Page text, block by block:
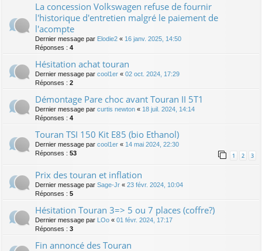
La concession Volkswagen refuse de fournir
l'historique d'entretien malgré le paiement de
l'acompte
Dernier message par Elodie2 « 16 janv. 2025, 14:50
Réponses : 4
Hésitation achat touran
Dernier message par cool1er « 02 oct. 2024, 17:29
Réponses : 2
Démontage Pare choc avant Touran II 5T1
Dernier message par curtis newton « 18 juil. 2024, 14:14
Réponses : 4
Touran TSI 150 Kit E85 (bio Ethanol)
Dernier message par cool1er « 14 mai 2024, 22:30
Réponses : 53 1 2 3
Prix des touran et inflation
Dernier message par Sage-Jr « 23 févr. 2024, 10:04
Réponses : 5
Hésitation Touran 3=> 5 ou 7 places (coffre?)
Dernier message par LOo « 01 févr. 2024, 17:17
Réponses : 3
Fin annoncé des Touran